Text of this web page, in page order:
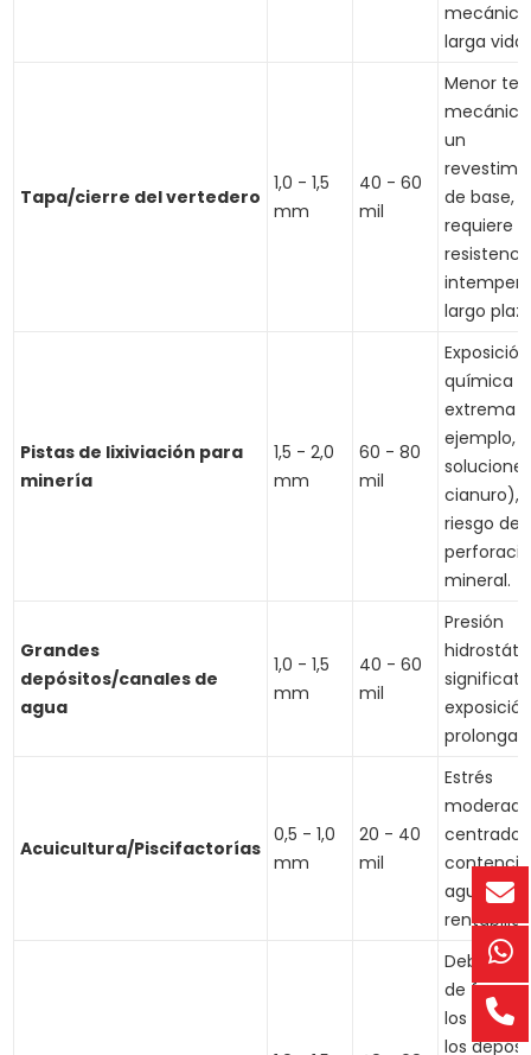
larga vida
Tapa/cierre del vertedero
1,0 - 1,5
mm
40 - 60
mil
Menor
un
de base,
requiere
largo
Pistas de lixiviación para
minería
1,5 - 2,0
mm
60 - 80
mil
Exposición
química
extrema
ejemplo,
cianuro),
riesgo de
mineral.
Grandes
depósitos/canales de
agua
1,0 - 1,5
mm
40 - 60
mil
Presión
Acuicultura/Piscifactorías
0,5 - 1,0
mm
20 - 40
mil
Estrés
centrado
agua y la
Debe
de forma
los
los